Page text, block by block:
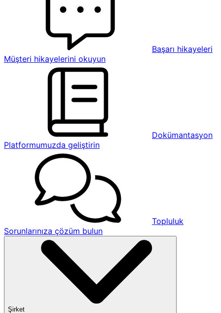
Başarı hikayeleri
Müşteri hikayelerini okuyun
Dokümantasyon
Platformumuzda geliştirin
Topluluk
Sorunlarınıza çözüm bulun
Şirket